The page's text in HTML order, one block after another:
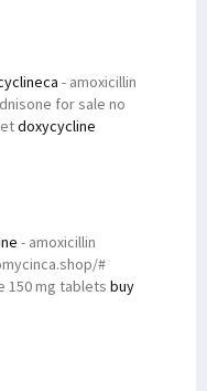
- amoxicillin
for sale no
doxycycline
- amoxicillin
#
150 mg tablets buy